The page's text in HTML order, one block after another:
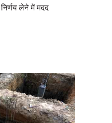
लेने में मदद